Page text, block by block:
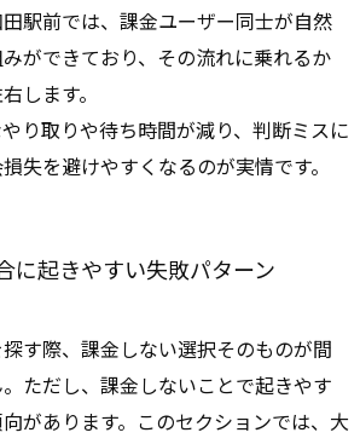
駅前では、課金ユーザー同士が自然
ができており、その流れに乗れるか
します。
り取りや待ち時間が減り、判断ミスに
失を避けやすくなるのが実情です。
に起きやすい失敗パターン
す際、課金しない選択そのものが間
ただし、課金しないことで起きやす
があります。このセクションでは、大